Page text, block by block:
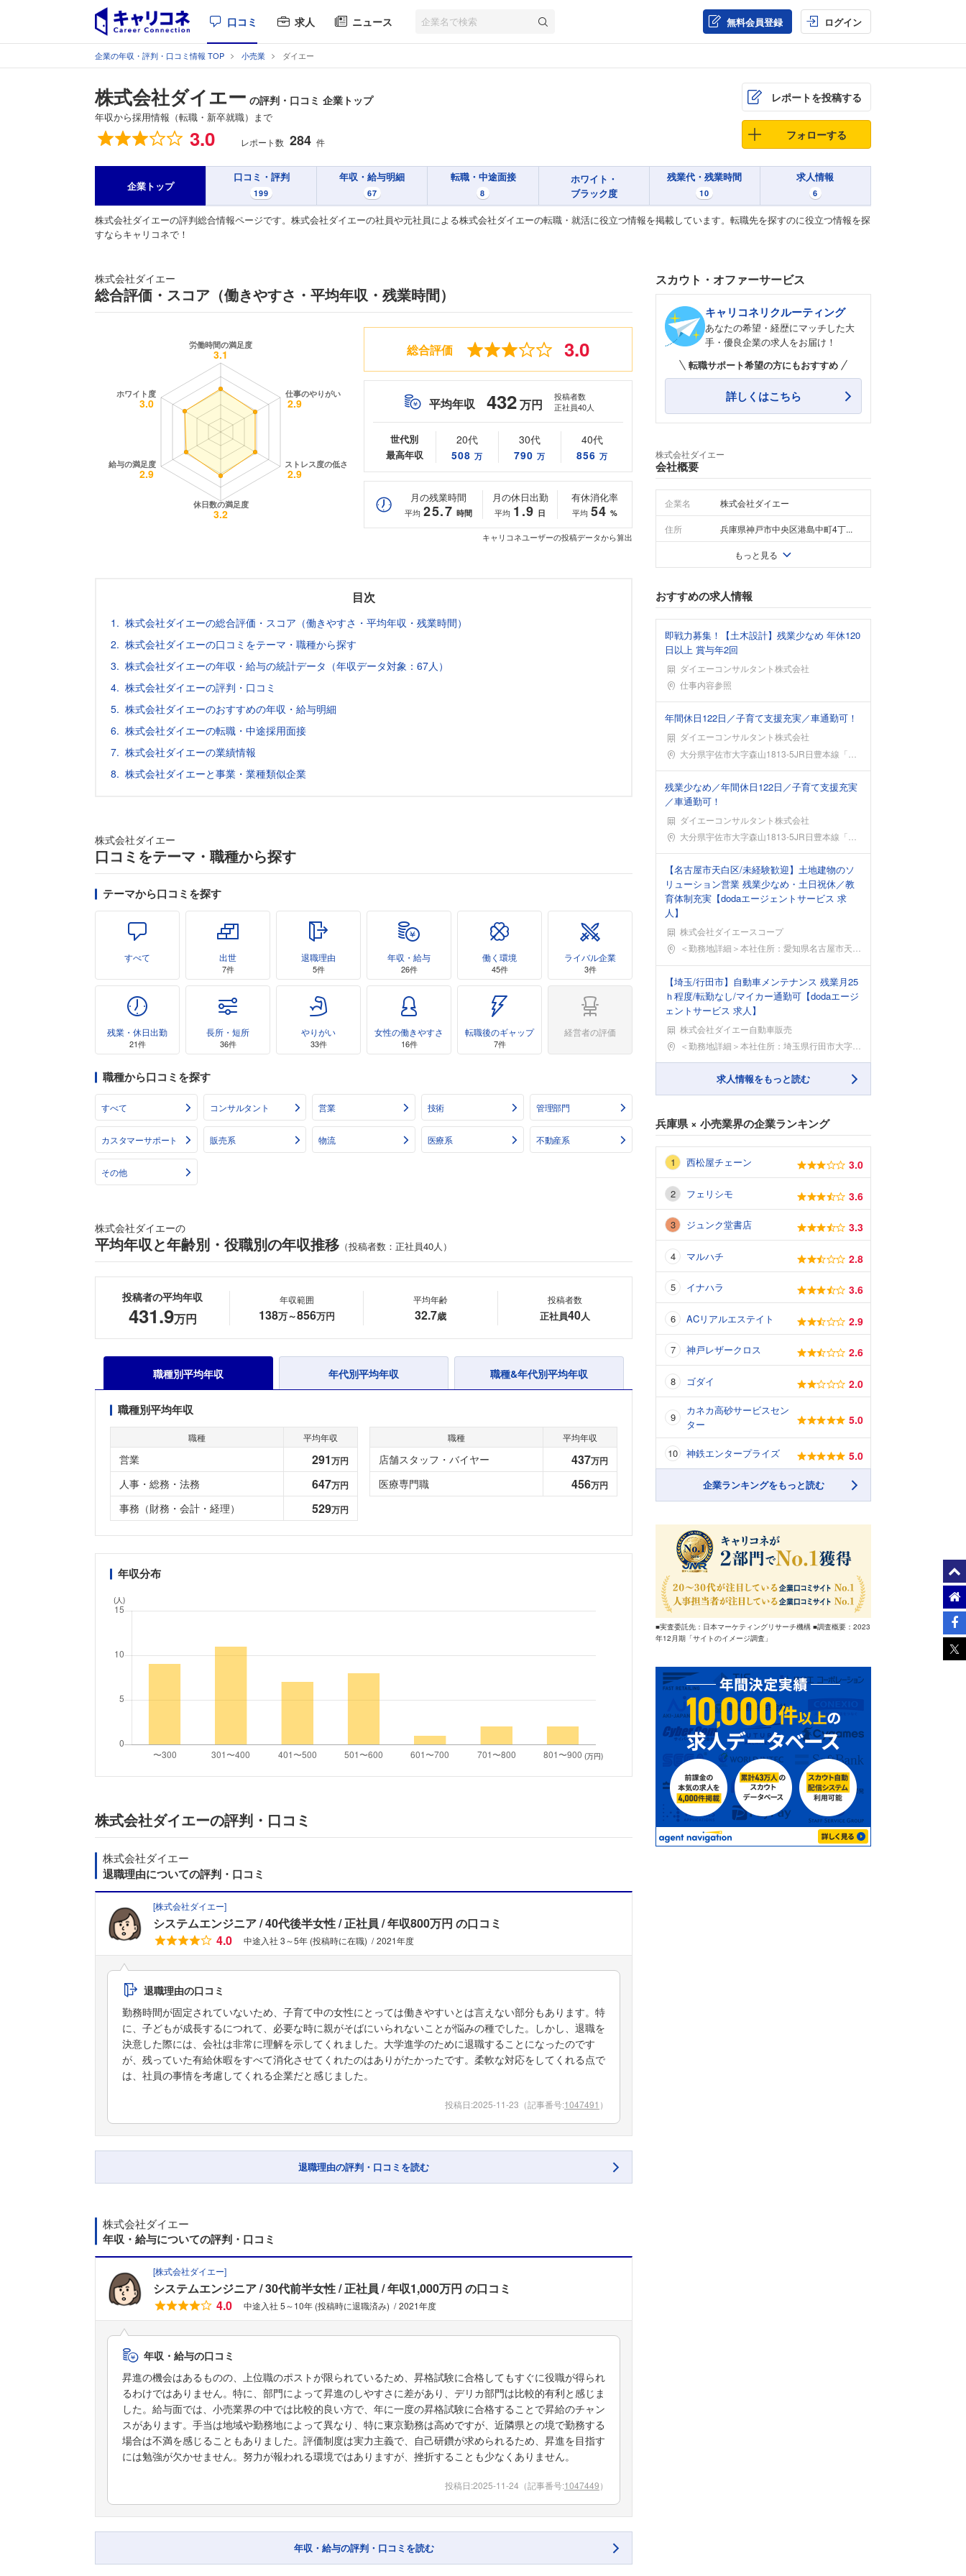
口コミ 求人 ニュース 無料会員登録 ログイン
企業の年収・評判・口コミ情報 TOP 小売業 ダイエー
株式会社ダイエー の評判・口コミ 企業トップ
年収から採用情報（転職・新卒就職）まで
総合評価 3.0 レポート数 284 件
レポートを投稿する
フォローする
企業トップ
口コミ・評判
199
年収・給与明細
67
転職・中途面接
8
ホワイト・
ブラック度
残業代・残業時間
10
求人情報
6
株式会社ダイエーの評判総合情報ページです。株式会社ダイエーの社員や元社員による株式会社ダイエーの転職・就活に役立つ情報を掲載しています。転職先を探すのに役立つ情報を探
すならキャリコネで！
株式会社ダイエー
総合評価・スコア（働きやすさ・平均年収・残業時間）
総合評価 3.0
平均年収 432万円
投稿者数
正社員40人
世代別
最高年収
20代
508 万
30代
790 万
40代
856 万
月の残業時間
平均 25.7 時間
月の休日出勤
平均 1.9 日
有休消化率
平均 54 %
キャリコネユーザーの投稿データから算出
目次
株式会社ダイエーの総合評価・スコア（働きやすさ・平均年収・残業時間）
株式会社ダイエーの口コミをテーマ・職種から探す
株式会社ダイエーの年収・給与の統計データ（年収データ対象：67人）
株式会社ダイエーの評判・口コミ
株式会社ダイエーのおすすめの年収・給与明細
株式会社ダイエーの転職・中途採用面接
株式会社ダイエーの業績情報
株式会社ダイエーと事業・業種類似企業
株式会社ダイエー
口コミをテーマ・職種から探す
テーマから口コミを探す
すべて 出世
7件
退職理由
5件
年収・給与
26件
働く環境
45件
ライバル企業
3件
残業・休日出勤
21件
長所・短所
36件
やりがい
33件
女性の働きやすさ
16件
転職後のギャップ
7件
経営者の評価
職種から口コミを探す
すべて コンサルタント 営業 技術 管理部門
カスタマーサポート 販売系 物流 医療系 不動産系
その他
株式会社ダイエーの
平均年収と年齢別・役職別の年収推移 （投稿者数：正社員40人）
投稿者の平均年収
431.9万円
年収範囲
138万～856万円
平均年齢
32.7歳
投稿者数
正社員40人
職種別平均年収 年代別平均年収 職種&年代別平均年収
職種別平均年収
職種 平均年収
営業 291万円
人事・総務・法務 647万円
事務（財務・会計・経理） 529万円
職種 平均年収
店舗スタッフ・バイヤー 437万円
医療専門職 456万円
年収分布
(人)
(万円)
株式会社ダイエーの評判・口コミ
株式会社ダイエー
退職理由についての評判・口コミ
[株式会社ダイエー]
システムエンジニア 40代後半女性 正社員 年収800万円 の口コミ
4.0
中途入社 3～5年 (投稿時に在職) 2021年度
退職理由の口コミ
勤務時間が固定されていないため、子育て中の女性にとっては働きやすいとは言えない部分もあります。特
に、子どもが成長するにつれて、必要な時に親がそばにいられないことが悩みの種でした。しかし、退職を
決意した際には、会社は非常に理解を示してくれました。大学進学のために退職することになったのです
が、残っていた有給休暇をすべて消化させてくれたのはありがたかったです。柔軟な対応をしてくれる点で
は、社員の事情を考慮してくれる企業だと感じました。
投稿日:2025-11-23 （記事番号:1047491 ）
退職理由の評判・口コミを読む
株式会社ダイエー
年収・給与についての評判・口コミ
[株式会社ダイエー]
システムエンジニア 30代前半女性 正社員 年収1,000万円 の口コミ
4.0
中途入社 5～10年 (投稿時に退職済み) 2021年度
年収・給与の口コミ
昇進の機会はあるものの、上位職のポストが限られているため、昇格試験に合格してもすぐに役職が得られ
るわけではありません。特に、部門によって昇進のしやすさに差があり、デリカ部門は比較的有利と感じま
した。給与面では、小売業界の中では比較的良い方で、年に一度の昇格試験に合格することで昇給のチャン
スがあります。手当は地域や勤務地によって異なり、特に東京勤務は高めですが、近隣県との境で勤務する
場合は不満を感じることもありました。評価制度は実力主義で、自己研鑽が求められるため、昇進を目指す
には勉強が欠かせません。努力が報われる環境ではありますが、挫折することも少なくありません。
投稿日:2025-11-24 （記事番号:1047449）
年収・給与の評判・口コミを読む
スカウト・オファーサービス
キャリコネリクルーティング
あなたの希望・経歴にマッチした大
手・優良企業の求人をお届け！
転職サポート希望の方にもおすすめ
詳しくはこちら
株式会社ダイエー
会社概要
企業名 株式会社ダイエー
住所 兵庫県神戸市中央区港島中町4丁...
もっと見る
おすすめの求人情報
即戦力募集！【土木設計】残業少なめ 年休120
日以上 賞与年2回
ダイエーコンサルタント株式会社
勤務地仕事内容参照
年間休日122日／子育て支援充実／車通勤可！
ダイエーコンサルタント株式会社
勤務地大分県宇佐市大字森山1813-5JR日豊本線「豊前
残業少なめ／年間休日122日／子育て支援充実
／車通勤可！
ダイエーコンサルタント株式会社
勤務地大分県宇佐市大字森山1813-5JR日豊本線「豊前
【名古屋市天白区/未経験歓迎】土地建物のソ
リューション営業 残業少なめ・土日祝休／教
育体制充実【dodaエージェントサービス 求
人】
株式会社ダイエースコープ
勤務地＜勤務地詳細＞本社住所：愛知県名古屋市天白区平針3
【埼玉/行田市】自動車メンテナンス 残業月25
ｈ程度/転勤なし/マイカー通勤可【dodaエージ
ェントサービス 求人】
株式会社ダイエー自動車販売
勤務地＜勤務地詳細＞本社住所：埼玉県行田市大字若小玉15
求人情報をもっと読む
兵庫県× 小売業界の企業ランキング
西松屋チェーン 3.0
フェリシモ 3.6
ジュンク堂書店 3.3
マルハチ 2.8
イナハラ 3.6
ACリアルエステイト 2.9
神戸レザークロス 2.6
ゴダイ 2.0
カネカ高砂サービスセン
ター
5.0
神鉄エンタープライズ 5.0
企業ランキングをもっと読む
■実査委託先：日本マーケティングリサーチ機構 ■調査概要：2023
年12月期「サイトのイメージ調査」